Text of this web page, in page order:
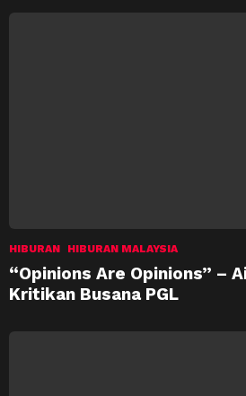
HIBURAN HIBURAN MALAYSIA
“Opinions Are Opinions” –
Kritikan Busana PGL